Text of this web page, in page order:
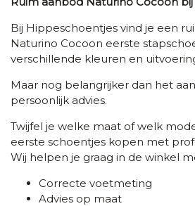
Bij Hippeschoentjes vind je een
Naturino Cocoon eerste
verschillende kleuren en
Maar nog belangrijker dan het
persoonlijk advies.
Twijfel je welke maat of welk
eerste schoentjes kopen met
Wij helpen je graag in de winkel
Correcte voetmeting
Advies op maat